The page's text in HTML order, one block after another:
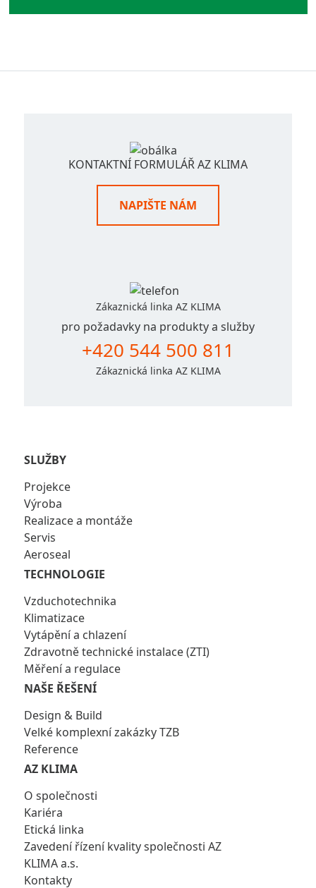
KONTAKTNÍ FORMULÁŘ AZ KLIMA
NAPIŠTE NÁM
Zákaznická linka AZ KLIMA
pro požadavky na produkty a služby
+420 544 500 811
Zákaznická linka AZ KLIMA
SLUŽBY
Projekce
Výroba
Realizace a montáže
Servis
Aeroseal
TECHNOLOGIE
Vzduchotechnika
Klimatizace
Vytápění a chlazení
Zdravotně technické instalace (ZTI)
Měření a regulace
NAŠE ŘEŠENÍ
Design & Build
Velké komplexní zakázky TZB
Reference
AZ KLIMA
O společnosti
Kariéra
Etická linka
Zavedení řízení kvality společnosti AZ
KLIMA a.s.
Kontakty